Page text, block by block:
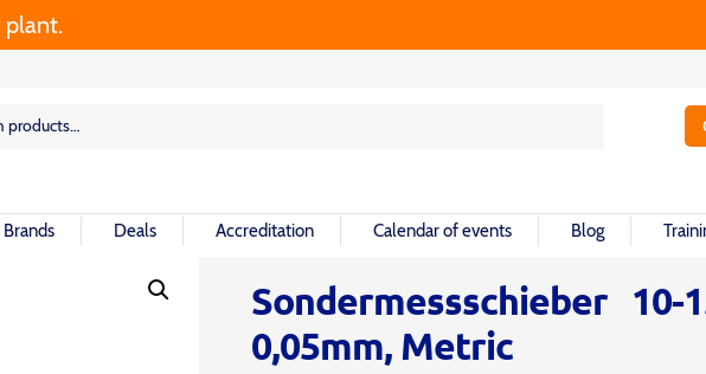
Brands Deals Accreditation Calendar of events Blog
Sondermessschieber 10-
0,05mm, Metric